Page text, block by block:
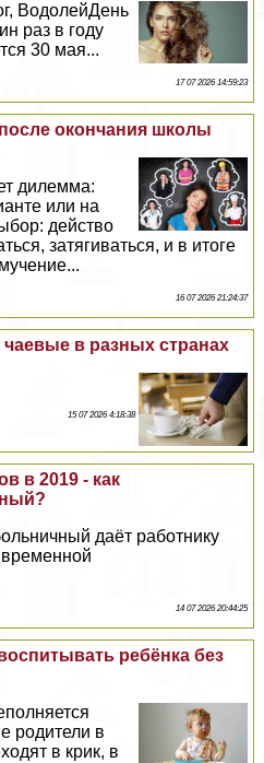
ВодолейДень
раз в году
30 мая...
17 07 2026 14:59:23
окончания школы
дилемма:
или на
действо
затягиваться, и в итоге
16 07 2026 21:24:37
в разных странах
15 07 2026 4:18:38
в 2019 - как
даёт работнику
14 07 2026 20:44:25
ребёнка без
родители в
в крик, в